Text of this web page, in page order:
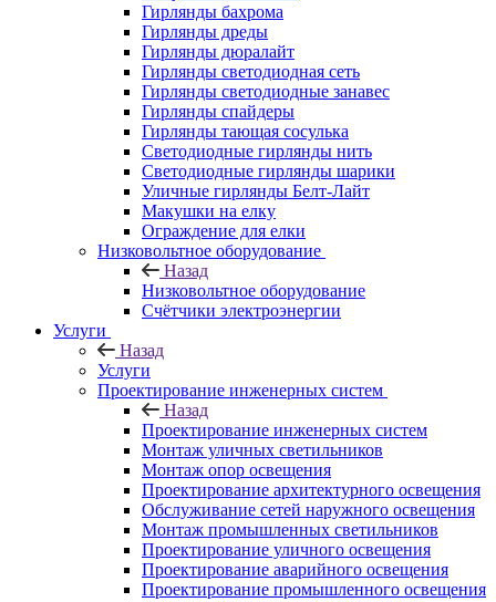
Гирлянды бахрома
Гирлянды дреды
Гирлянды дюралайт
Гирлянды светодиодная сеть
Гирлянды светодиодные занавес
Гирлянды спайдеры
Гирлянды тающая сосулька
Светодиодные гирлянды нить
Светодиодные гирлянды шарики
Уличные гирлянды Белт-Лайт
Макушки на елку
Ограждение для елки
Низковольтное оборудование
Назад
Низковольтное оборудование
Счётчики электроэнергии
Услуги
Назад
Услуги
Проектирование инженерных систем
Назад
Проектирование инженерных систем
Монтаж уличных светильников
Монтаж опор освещения
Проектирование архитектурного освещения
Обслуживание сетей наружного освещения
Монтаж промышленных светильников
Проектирование уличного освещения
Проектирование аварийного освещения
Проектирование промышленного освещения